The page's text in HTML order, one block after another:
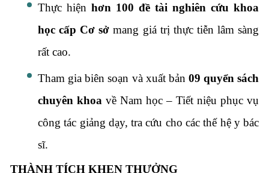
Thực hiệnhơn 100 đề tài nghiên cứu khoa
học cấp Cơ sở mang giá trị thực tiễn lâm sàng
rất cao.
Tham gia biên soạn và xuất bản 09 quyển sách
chuyên khoa về Nam học – Tiết niệu phục vụ
công tác giảng dạy, tra cứu cho các thế hệ y bác
sĩ.
THÀNH TÍCH KHEN THƯỞNG